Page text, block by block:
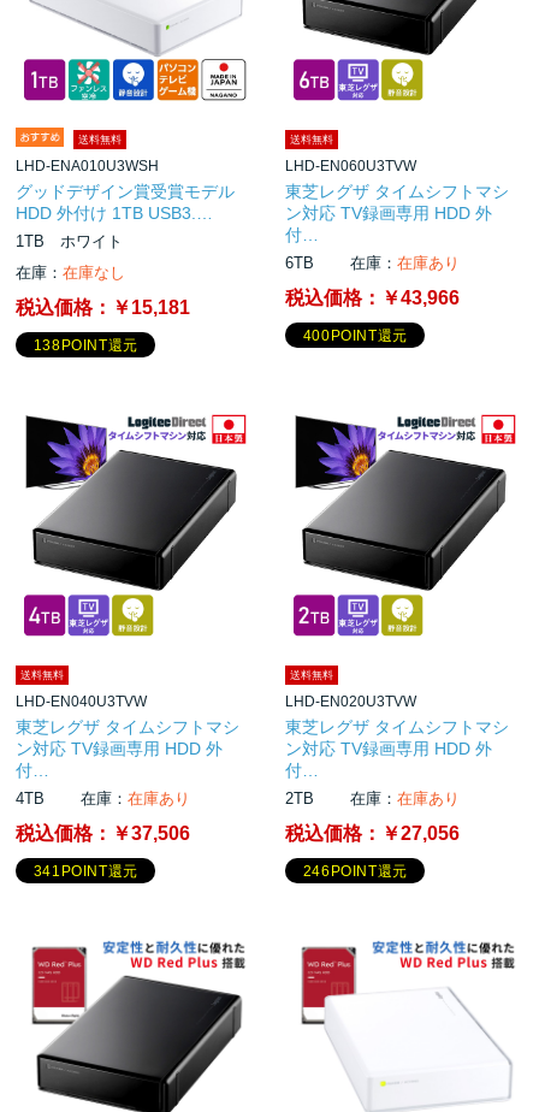
送料無料
LHD-ENA010U3WSH
グッドデザイン賞受賞モデル
HDD 外付け 1TB USB3.…
1TB ホワイト
在庫：在庫なし
税込価格： ￥15,181
138POINT還元
送料無料
LHD-EN060U3TVW
東芝レグザ タイムシフトマシ
ン対応 TV録画専用 HDD 外
付…
6TB 在庫：在庫あり
税込価格： ￥43,966
400POINT還元
送料無料
LHD-EN040U3TVW
東芝レグザ タイムシフトマシ
ン対応 TV録画専用 HDD 外
付…
4TB 在庫：在庫あり
税込価格： ￥37,506
341POINT還元
送料無料
LHD-EN020U3TVW
東芝レグザ タイムシフトマシ
ン対応 TV録画専用 HDD 外
付…
2TB 在庫：在庫あり
税込価格： ￥27,056
246POINT還元